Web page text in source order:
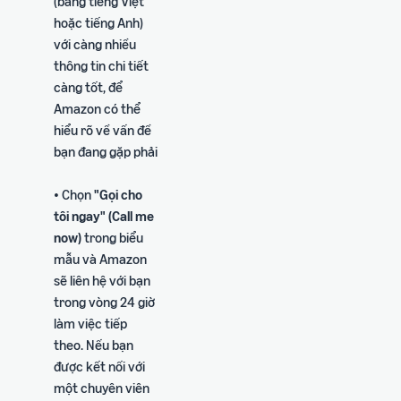
hoặc tiếng Anh)
với càng nhiều
thông tin chi tiết
càng tốt, để
Amazon có thể
hiểu rõ về vấn đề
bạn đang gặp phải
• Chọn"Gọi cho
tôi ngay" (Call me
now)trong biểu
mẫu và Amazon
sẽ liên hệ với bạn
trong vòng 24 giờ
làm việc tiếp
theo. Nếu bạn
được kết nối với
một chuyên viên